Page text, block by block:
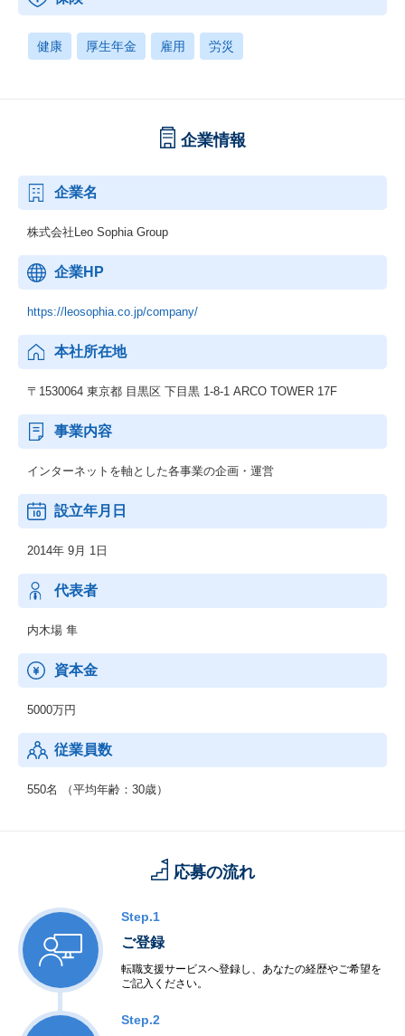
健康 厚生年金 雇用 労災
企業情報
企業名
株式会社Leo Sophia Group
企業HP
https://leosophia.co.jp/company/
本社所在地
〒1530064 東京都 目黒区 下目黒 1-8-1 ARCO TOWER 17F
事業内容
インターネットを軸とした各事業の企画・運営
設立年月日
2014年 9月 1日
代表者
内木場 隼
資本金
5000万円
従業員数
550名 （平均年齢：30歳）
応募の流れ
Step.1
ご登録
転職支援サービスへ登録し、あなたの経歴やご希望を
ご記入ください。
Step.2